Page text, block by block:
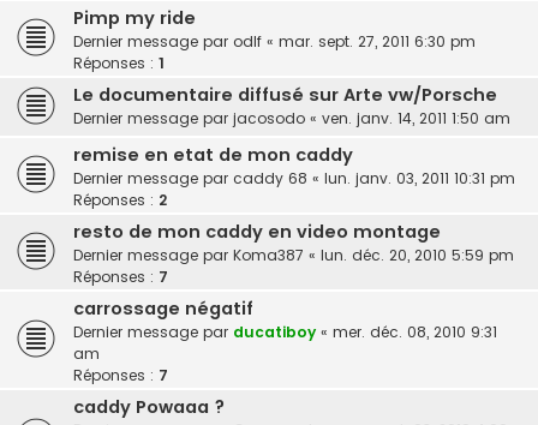
Pimp my ride
Dernier message par odlf « mar. sept. 27, 2011 6:30 pm
Réponses : 1
Le documentaire diffusé sur Arte vw/Porsche
Dernier message par jacosodo « ven. janv. 14, 2011 1:50 am
remise en etat de mon caddy
Dernier message par caddy 68 « lun. janv. 03, 2011 10:31 pm
Réponses : 2
resto de mon caddy en video montage
Dernier message par Koma387 « lun. déc. 20, 2010 5:59 pm
Réponses : 7
carrossage négatif
Dernier message par ducatiboy « mer. déc. 08, 2010 9:31
am
Réponses : 7
caddy Powaaa ?